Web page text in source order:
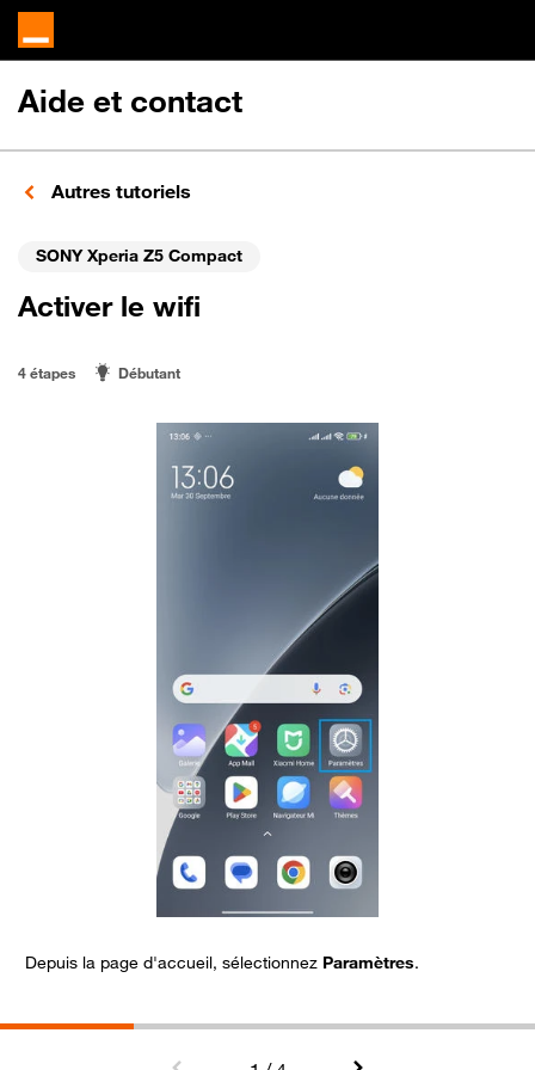
Aide et contact
Autres tutoriels
SONY Xperia Z5 Compact
Activer le wifi
4 étapes Débutant
Depuis la page d'accueil, sélectionnez Paramètres.